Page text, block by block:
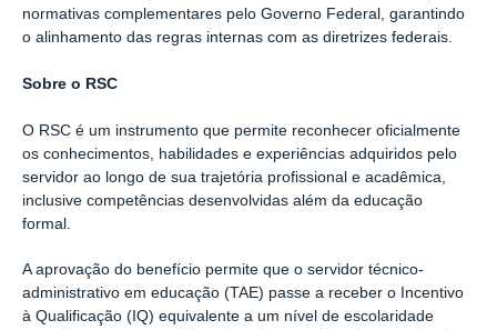
normativas complementares pelo Governo Federal, garantindo
o alinhamento das regras internas com as diretrizes federais.
Sobre o RSC
O RSC é um instrumento que permite reconhecer oficialmente
os conhecimentos, habilidades e experiências adquiridos pelo
servidor ao longo de sua trajetória profissional e acadêmica,
inclusive competências desenvolvidas além da educação
formal.
A aprovação do benefício permite que o servidor técnico-
administrativo em educação (TAE) passe a receber o Incentivo
à Qualificação (IQ) equivalente a um nível de escolaridade